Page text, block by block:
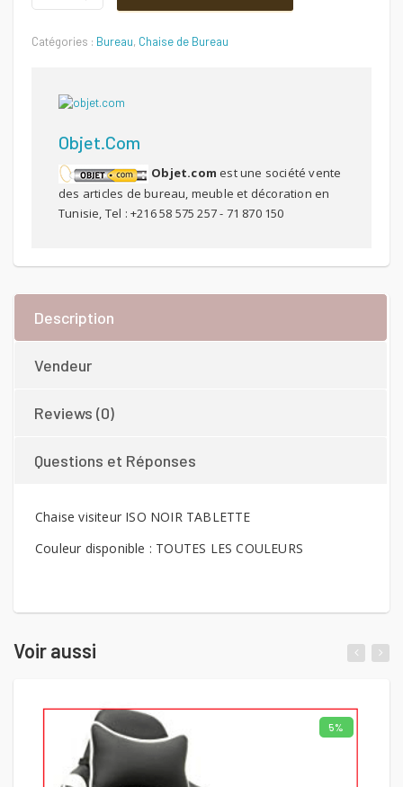
TABLETTE
Catégories : Bureau, Chaise de Bureau
Objet.com
Objet.com est une société vente
des articles de bureau, meuble et décoration en
Tunisie, Tel : +216 58 575 257 - 71 870 150
Description
Vendeur
Reviews (0)
Questions et Réponses
Chaise visiteur ISO NOIR TABLETTE
Couleur disponible : TOUTES LES COULEURS
Voir aussi
5%